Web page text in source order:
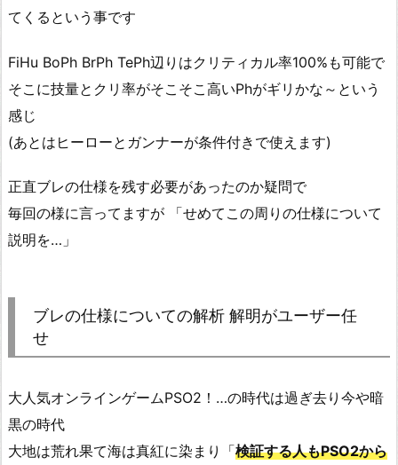
てくるという事です
FiHu BoPh BrPh TePh辺りはクリティカル率100%も可能で
そこに技量とクリ率がそこそこ高いPhがギリかな～という
感じ
(あとはヒーローとガンナーが条件付きで使えます)
正直ブレの仕様を残す必要があったのか疑問で
毎回の様に言ってますが 「せめてこの周りの仕様について
説明を…」
ブレの仕様についての解析 解明がユーザー任
せ
大人気オンラインゲームPSO2！…の時代は過ぎ去り今や暗
黒の時代
大地は荒れ果て海は真紅に染まり「検証する人もPSO2から